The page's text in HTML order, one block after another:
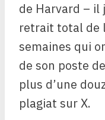
de Harvard – il
retrait total de
semaines qui
de son poste
plus d’une
plagiat sur X.